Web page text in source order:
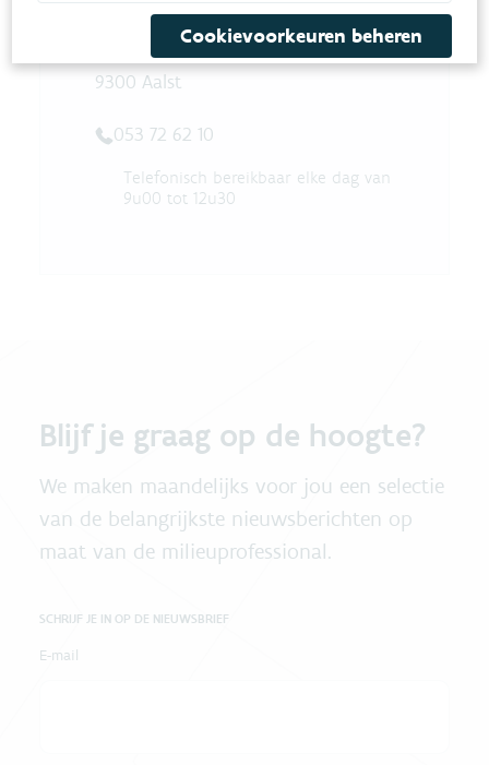
- Maatschappelijke zetel:
Dokter De Moorstraat 24-26,
9300 Aalst
053 72 62 10
Telefonisch bereikbaar elke dag van
9u00 tot 12u30
Blijf je graag op de hoogte?
We maken maandelijks voor jou een selectie
van de belangrijkste nieuwsberichten op
maat van de milieuprofessional.
SCHRIJF JE IN OP DE NIEUWSBRIEF
E-mail
Cookievoorkeuren beheren